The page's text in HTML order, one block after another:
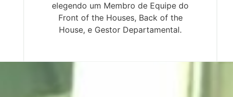
elegendo um Membro de Equipe do
Front of the Houses, Back of the
House, e Gestor Departamental.